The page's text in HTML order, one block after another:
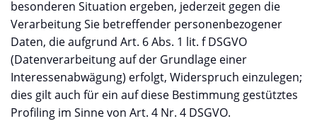
besonderen Situation ergeben, jederzeit gegen die
Verarbeitung Sie betreffender personenbezogener
Daten, die aufgrund Art. 6 Abs. 1 lit. f DSGVO
(Datenverarbeitung auf der Grundlage einer
Interessenabwägung) erfolgt, Widerspruch einzulegen;
dies gilt auch für ein auf diese Bestimmung gestütztes
Profiling im Sinne von Art. 4 Nr. 4 DSGVO.